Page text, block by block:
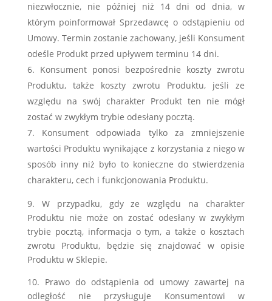
niezwłocznie, nie później niż 14 dni od dnia, w
którym poinformował Sprzedawcę o odstąpieniu od
Umowy. Termin zostanie zachowany, jeśli Konsument
odeśle Produkt przed upływem terminu 14 dni.
Konsument ponosi bezpośrednie koszty zwrotu
Produktu, także koszty zwrotu Produktu, jeśli ze
względu na swój charakter Produkt ten nie mógł
zostać w zwykłym trybie odesłany pocztą.
Konsument odpowiada tylko za zmniejszenie
wartości Produktu wynikające z korzystania z niego w
sposób inny niż było to konieczne do stwierdzenia
charakteru, cech i funkcjonowania Produktu.
9. W przypadku, gdy ze względu na charakter
Produktu nie może on zostać odesłany w zwykłym
trybie pocztą, informacja o tym, a także o kosztach
zwrotu Produktu, będzie się znajdować w opisie
Produktu w Sklepie.
10. Prawo do odstąpienia od umowy zawartej na
odległość nie przysługuje Konsumentowi w